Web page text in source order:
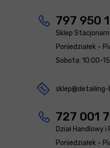
797 950
Sklep
Poniedziałek –
Sobota: 10:00-
sklep@detailing-
727 001
Dział Handlowy i
Poniedziałek –